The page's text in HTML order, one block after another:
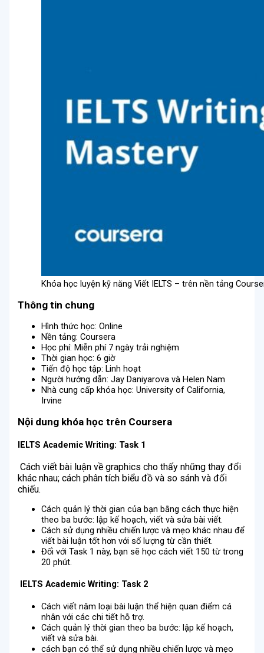
Khóa học luyện kỹ năng Viết IELTS – trên nền tảng
Thông tin chung
Hình thức học: Online
Nền tảng: Coursera
Học phí: Miễn phí 7 ngày trải nghiệm
Thời gian học: 6 giờ
Tiến độ học tập: Linh hoạt
Người hướng dẫn: Jay Daniyarova và Helen Nam
Nhà cung cấp khóa học: University of California,
Irvine
Nội dung khóa học trên Coursera
IELTS Academic Writing: Task 1
Cách viết bài luận về graphics cho thấy những thay đổi
khác nhau; cách phân tích biểu đồ và so sánh và đối
chiếu.
Cách quản lý thời gian của bạn bằng cách thực hiện
theo ba bước: lập kế hoạch, viết và sửa bài viết.
Cách sử dụng nhiều chiến lược và mẹo khác nhau để
viết bài luận tốt hơn với số lượng từ cần thiết.
Đối với Task 1 này, bạn sẽ học cách viết 150 từ trong
20 phút.
IELTS Academic Writing: Task 2
Cách viết năm loại bài luận thể hiện quan điểm cá
nhân với các chi tiết hỗ trợ.
Cách quản lý thời gian theo ba bước: lập kế hoạch,
viết và sửa bài.
cách bạn có thể sử dụng nhiều chiến lược và mẹo